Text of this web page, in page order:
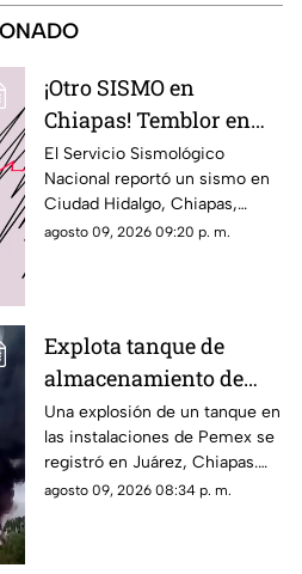
¡Otro SISMO en
Chiapas! Temblor en
Ciudad Hidalgo HOY:
epicentro y magnitud
El Servicio Sismológico
Nacional reportó un sismo en
Ciudad Hidalgo, Chiapas,
siendo el segundo movimiento
agosto 09, 2026 09:20 p. m.
Explota tanque de
almacenamiento de
hidrocarburo de Pemex
en Chiapas
Una explosión de un tanque en
las instalaciones de Pemex se
registró en Juárez, Chiapas.
Entérate de los detalles y el
agosto 09, 2026 08:34 p. m.